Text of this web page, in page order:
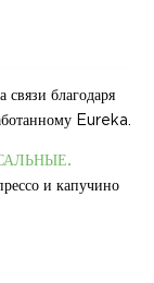
связи благодаря
Eureka.
и капучино